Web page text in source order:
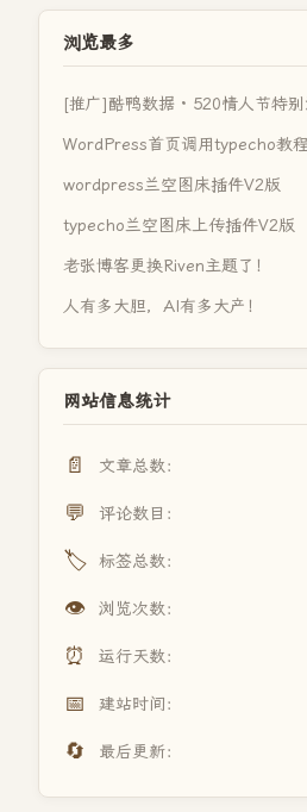
浏览最多
[推广]酷鸭数据 · 520情人节特别
WordPress首页调用typecho教
wordpress兰空图床插件V2版
typecho兰空图床上传插件V2版
老张博客更换Riven主题了！
人有多大胆，AI有多大产！
网站信息统计
📄 文章总数：
💬 评论数目：
🏷️ 标签总数：
👁️ 浏览次数：
⏰ 运行天数：
📅 建站时间：
🔄 最后更新：